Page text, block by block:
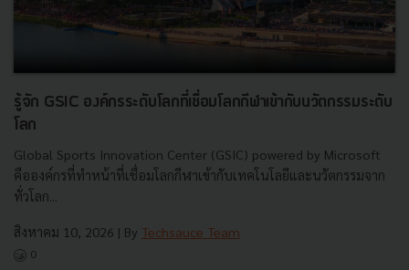
รู้จัก GSIC องค์กรระดับโลกที่เชื่อมโลกกีฬาเข้ากับนวัตกรรมระดับ
โลก
Global Sports Innovation Center (GSIC) powered by Microsoft
คือองค์กรที่ทำหน้าที่เชื่อมโลกกีฬาเข้ากับเทคโนโลยีและนวัตกรรมจาก
ทั่วโลก...
สิงหาคม 10, 2026 | By Techsauce Team
0